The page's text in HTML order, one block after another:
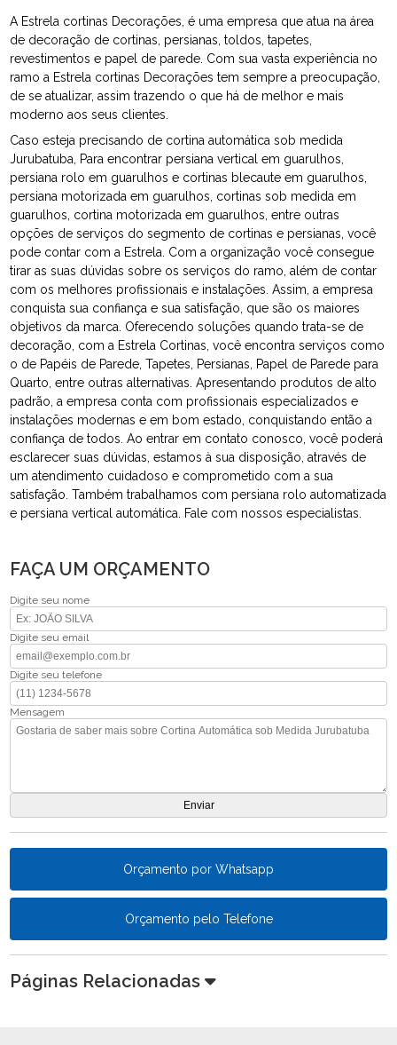
A Estrela cortinas Decorações, é uma empresa que atua na área
de decoração de cortinas, persianas, toldos, tapetes,
revestimentos e papel de parede. Com sua vasta experiência no
ramo a Estrela cortinas Decorações tem sempre a preocupação,
de se atualizar, assim trazendo o que há de melhor e mais
moderno aos seus clientes.
Caso esteja precisando de cortina automática sob medida
Jurubatuba, Para encontrar persiana vertical em guarulhos,
persiana rolo em guarulhos e cortinas blecaute em guarulhos,
persiana motorizada em guarulhos, cortinas sob medida em
guarulhos, cortina motorizada em guarulhos, entre outras
opções de serviços do segmento de cortinas e persianas, você
pode contar com a Estrela. Com a organização você consegue
tirar as suas dúvidas sobre os serviços do ramo, além de contar
com os melhores profissionais e instalações. Assim, a empresa
conquista sua confiança e sua satisfação, que são os maiores
objetivos da marca. Oferecendo soluções quando trata-se de
decoração, com a Estrela Cortinas, você encontra serviços como
o de Papéis de Parede, Tapetes, Persianas, Papel de Parede para
Quarto, entre outras alternativas. Apresentando produtos de alto
padrão, a empresa conta com profissionais especializados e
instalações modernas e em bom estado, conquistando então a
confiança de todos. Ao entrar em contato conosco, você poderá
esclarecer suas dúvidas, estamos à sua disposição, através de
um atendimento cuidadoso e comprometido com a sua
satisfação. Também trabalhamos com persiana rolo automatizada
e persiana vertical automática. Fale com nossos especialistas.
FAÇA UM ORÇAMENTO
Digite seu nome
Digite seu email
Digite seu telefone
Mensagem
Orçamento por Whatsapp
Orçamento pelo Telefone
Páginas Relacionadas